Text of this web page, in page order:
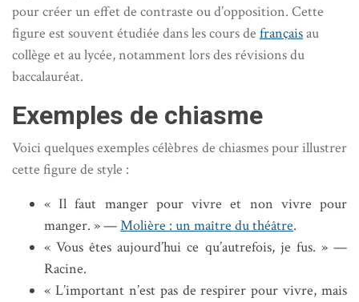
pour créer un effet de contraste ou d’opposition. Cette
figure est souvent étudiée dans les cours de françaisau
collège et au lycée, notamment lors des révisions du
baccalauréat.
Exemples de chiasme
Voici quelques exemples célèbres de chiasmes pour illustrer
cette figure de style :
« Il faut manger pour vivre et non vivre pour
manger. » —Molière : un maître du théâtre.
« Vous êtes aujourd’hui ce qu’autrefois, je fus. » —
Racine.
« L’important n’est pas de respirer pour vivre, mais